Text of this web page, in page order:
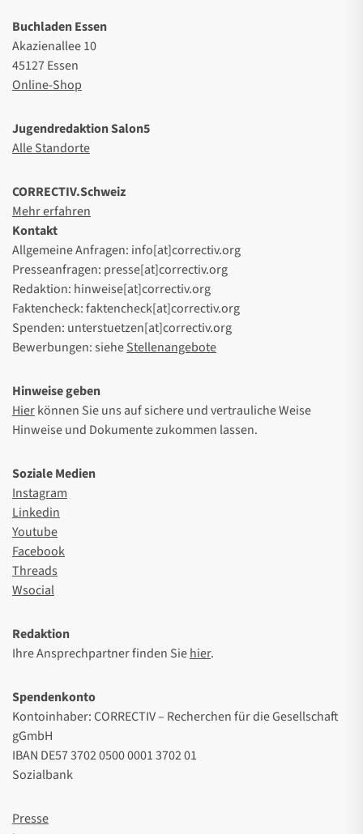
Buchladen Essen
Akazienallee 10
45127 Essen
Online-Shop
Jugendredaktion Salon5
Alle Standorte
CORRECTIV.Schweiz
Mehr erfahren
Kontakt
Allgemeine Anfragen: info[at]correctiv.org
Presseanfragen: presse[at]correctiv.org
Redaktion: hinweise[at]correctiv.org
Faktencheck: faktencheck[at]correctiv.org
Spenden: unterstuetzen[at]correctiv.org
Bewerbungen: sieheStellenangebote
Hinweise geben
Hierkönnen Sie uns auf sichere und vertrauliche Weise
Hinweise und Dokumente zukommen lassen.
Soziale Medien
Instagram
Linkedin
Youtube
Facebook
Threads
Wsocial
Redaktion
Ihre Ansprechpartner finden Siehier.
Spendenkonto
Kontoinhaber: CORRECTIV – Recherchen für die Gesellschaft
gGmbH
IBAN DE57 3702 0500 0001 3702 01
Sozialbank
Presse